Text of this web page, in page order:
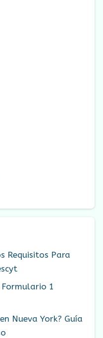
Requisitos Para
Formulario 1
Nueva York? Guía